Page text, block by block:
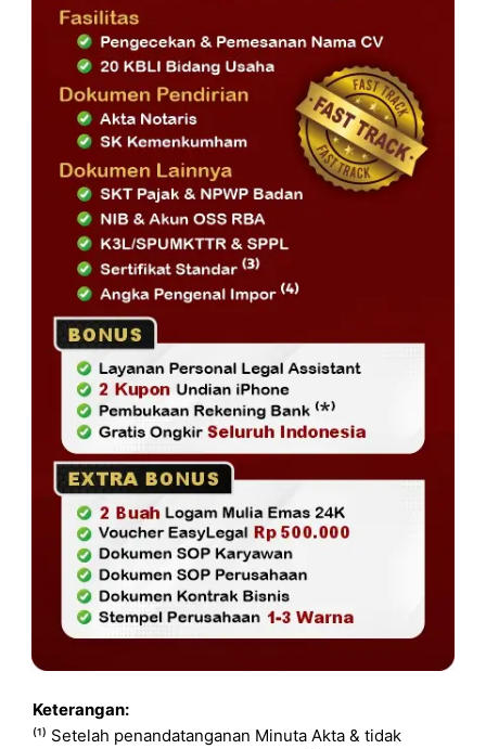
Keterangan:
⁽¹⁾ Setelah penandatanganan Minuta Akta & tidak